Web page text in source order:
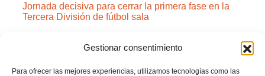
Gestionar consentimiento
Para ofrecer las mejores experiencias, utilizamos tecnologías como las
Jornada decisiva para cerrar la primera fase en la
Tercera División de fútbol sala